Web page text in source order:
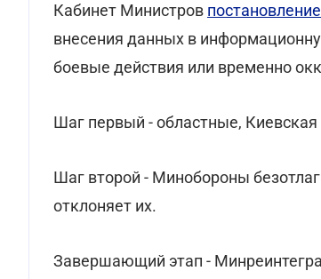
Кабинет Министров
внесения данных в
боевые действия или временно
Шаг первый - областные,
Шаг второй - Минобороны
отклоняет их.
Завершающий этап -